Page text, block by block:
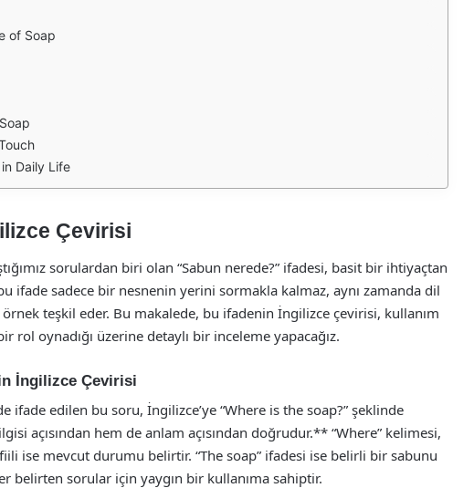
of Soap
Daily Life
Çevirisi
sorulardan biri olan “Sabun nerede?” ifadesi, basit bir ihtiyaçtan
ifade sadece bir nesnenin yerini sormakla kalmaz, aynı zamanda dil
teşkil eder. Bu makalede, bu ifadenin İngilizce çevirisi, kullanım
rol oynadığı üzerine detaylı bir inceleme yapacağız.
İngilizce Çevirisi
ifade edilen bu soru, İngilizce’ye “Where is the soap?” şeklinde
açısından hem de anlam açısından doğrudur.** “Where” kelimesi,
ise mevcut durumu belirtir. “The soap” ifadesi ise belirli bir sabunu
belirten sorular için yaygın bir kullanıma sahiptir.